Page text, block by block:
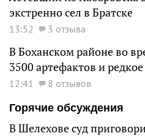
экстренно сел в Братске
13:52 3 отзыва
В Боханском районе во
3500 артефактов и
12:41
8 отзывов
Горячие обсуждения
В Шелехове суд